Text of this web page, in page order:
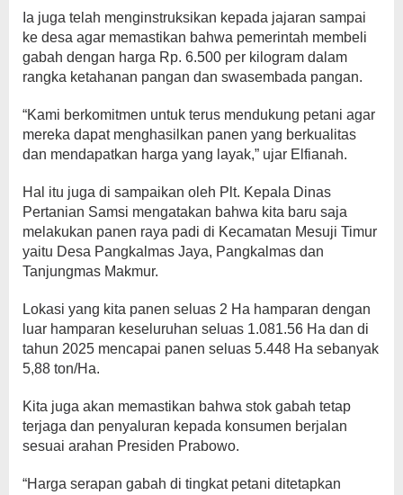
Ia juga telah menginstruksikan kepada jajaran sampai
ke desa agar memastikan bahwa pemerintah membeli
gabah dengan harga Rp. 6.500 per kilogram dalam
rangka ketahanan pangan dan swasembada pangan.
“Kami berkomitmen untuk terus mendukung petani agar
mereka dapat menghasilkan panen yang berkualitas
dan mendapatkan harga yang layak,” ujar Elfianah.
Hal itu juga di sampaikan oleh Plt. Kepala Dinas
Pertanian Samsi mengatakan bahwa kita baru saja
melakukan panen raya padi di Kecamatan Mesuji Timur
yaitu Desa Pangkalmas Jaya, Pangkalmas dan
Tanjungmas Makmur.
Lokasi yang kita panen seluas 2 Ha hamparan dengan
luar hamparan keseluruhan seluas 1.081.56 Ha dan di
tahun 2025 mencapai panen seluas 5.448 Ha sebanyak
5,88 ton/Ha.
Kita juga akan memastikan bahwa stok gabah tetap
terjaga dan penyaluran kepada konsumen berjalan
sesuai arahan Presiden Prabowo.
“Harga serapan gabah di tingkat petani ditetapkan